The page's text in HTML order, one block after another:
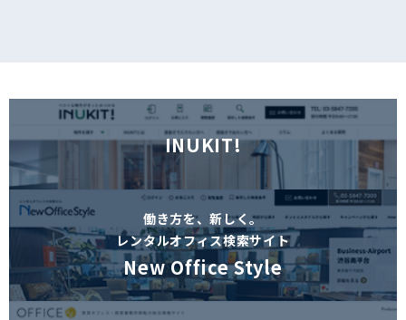
INUKIT!
働き方を、新しく。
レンタルオフィス検索サイト
New Office Style